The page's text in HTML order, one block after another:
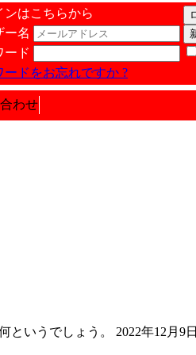
ンはこちらから
ー名
ード
ードをお忘れですか ?
わせ
いうでしょう。 2022年12月9日